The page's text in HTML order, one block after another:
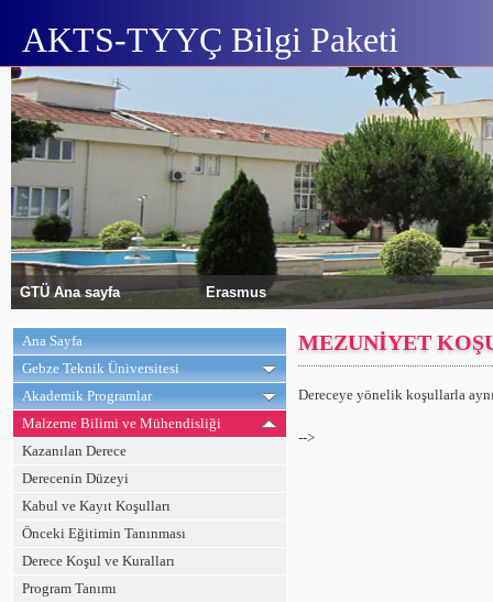
AKTS-TYYÇ Bilgi Paketi
GTÜ Ana sayfa Erasmus
Ana Sayfa
Gebze Teknik Üniversitesi
Akademik Programlar
Malzeme Bilimi ve Mühendisliği
Kazanılan Derece
Derecenin Düzeyi
Kabul ve Kayıt Koşulları
Önceki Eğitimin Tanınması
Derece Koşul ve Kuralları
Program Tanımı
MEZUNİYET
Dereceye yönelik koşullarla
-->